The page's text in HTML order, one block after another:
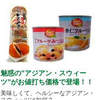
魅惑の”アジアン・スウィー
ツ”がお値打ち価格で登場！！
美味しくて、ヘルシーなアジアン・